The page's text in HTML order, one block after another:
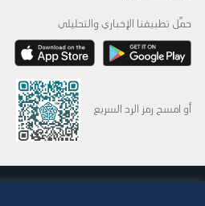
حمِّل تطبيقنا الإخباري والتحليلي
أو امسح رمز الرد السريع